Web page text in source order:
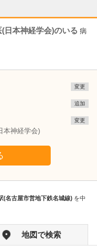
日本神経学会)のいる 病
変更
追加
本神経学会)
変更
(名古屋市営地下鉄名城線) を中
地図で検索